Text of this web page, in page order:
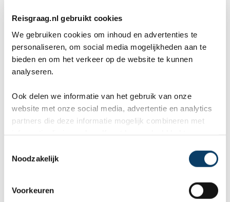
Reisgraag.nl gebruikt cookies
We gebruiken cookies om inhoud en advertenties te
personaliseren, om social media mogelijkheden aan te
bieden en om het verkeer op de website te kunnen
analyseren.
Ook delen we informatie van het gebruik van onze
website met onze social media, advertentie en analytics
partners die deze informatie mogelijk combineren met
Noodzakelijk
Voorkeuren
Reviews over Reisgraag.nl
Reisgraag.nl scoort een 9,8 in 569
klantenreviews op Kiyoh, Google en
TrustPilot.
Marcel